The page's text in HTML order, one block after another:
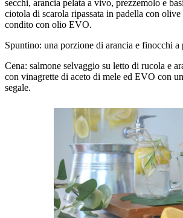
secchi, arancia pelata a vivo, prezzemolo e
ciotola di scarola ripassata in padella con
condito con olio EVO.
Spuntino: una porzione di arancia e finocchi a
Cena: salmone selvaggio su letto di rucola e
con vinagrette di aceto di mele ed EVO con
segale.